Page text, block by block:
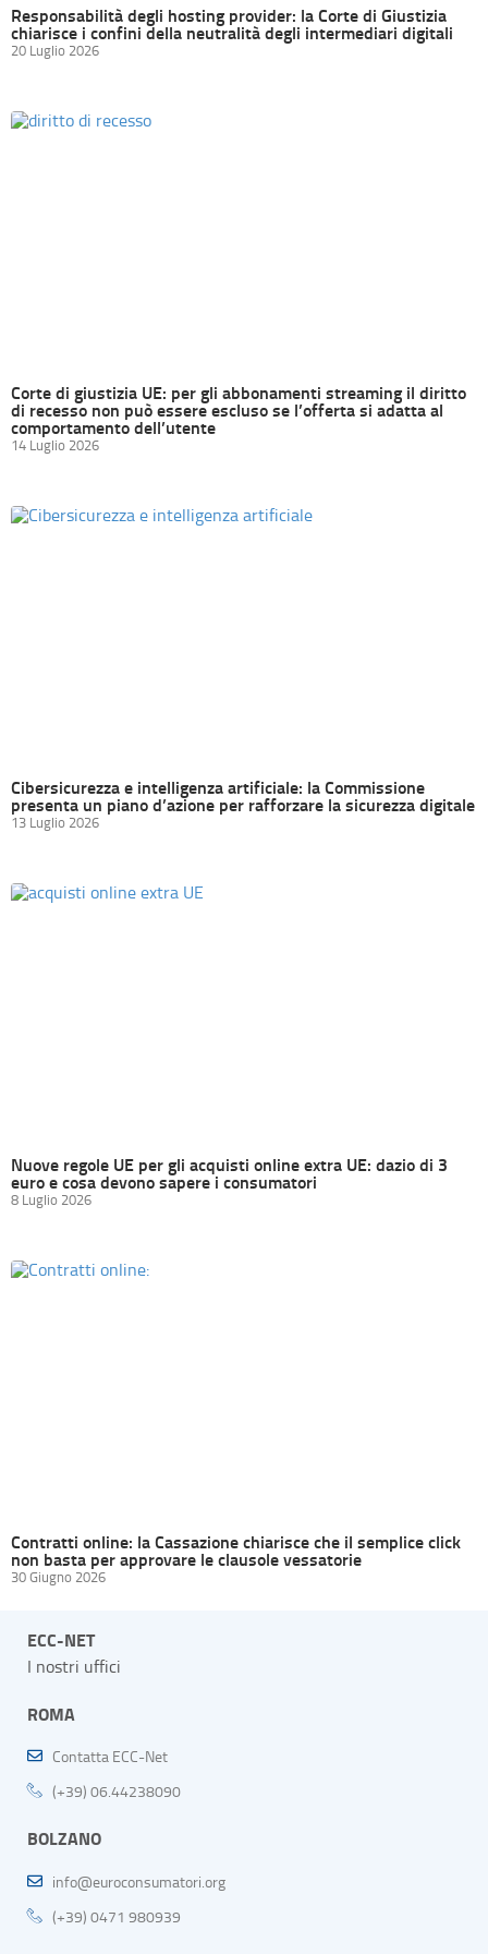
Responsabilità degli hosting provider: la Corte di Giustizia
chiarisce i confini della neutralità degli intermediari digitali
20 Luglio 2026
Corte di giustizia UE: per gli abbonamenti streaming il diritto
di recesso non può essere escluso se l’offerta si adatta al
comportamento dell’utente
14 Luglio 2026
Cibersicurezza e intelligenza artificiale: la Commissione
presenta un piano d’azione per rafforzare la sicurezza digitale
13 Luglio 2026
Nuove regole UE per gli acquisti online extra UE: dazio di 3
euro e cosa devono sapere i consumatori
8 Luglio 2026
Contratti online: la Cassazione chiarisce che il semplice click
non basta per approvare le clausole vessatorie
30 Giugno 2026
ECC-NET
I nostri uffici
ROMA
Contatta ECC-Net
(+39) 06.44238090
BOLZANO
info@euroconsumatori.org
(+39) 0471 980939